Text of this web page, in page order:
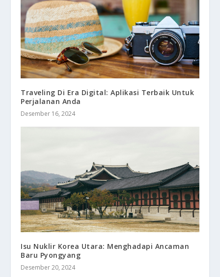
Traveling Di Era Digital: Aplikasi Terbaik Untuk
Perjalanan Anda
Desember 16, 2024
Isu Nuklir Korea Utara: Menghadapi Ancaman
Baru Pyongyang
Desember 20, 2024